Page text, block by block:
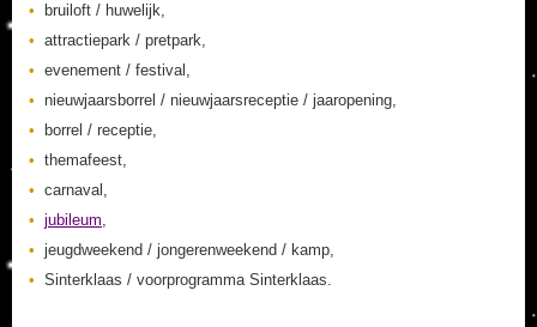
bruiloft / huwelijk,
attractiepark / pretpark,
evenement / festival,
nieuwjaarsborrel / nieuwjaarsreceptie / jaaropening,
borrel / receptie,
themafeest,
carnaval,
jubileum,
jeugdweekend / jongerenweekend / kamp,
Sinterklaas / voorprogramma Sinterklaas.